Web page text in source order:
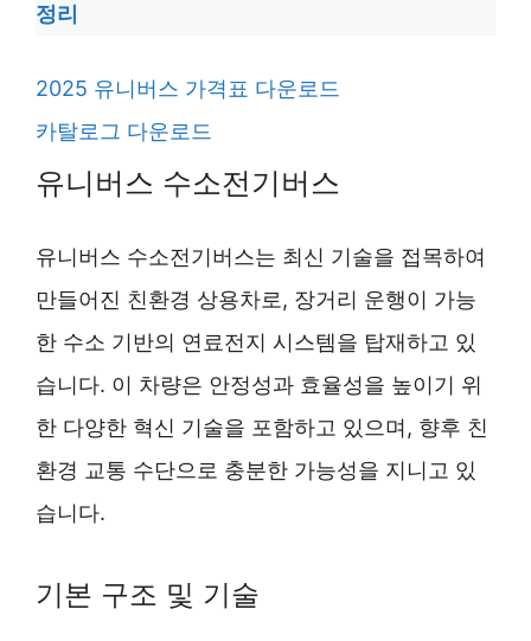
정리
2025 유니버스 가격표 다운로드
카탈로그 다운로드
유니버스 수소전기버스
유니버스 수소전기버스는 최신 기술을 접목하여
만들어진 친환경 상용차로, 장거리 운행이 가능
한 수소 기반의 연료전지 시스템을 탑재하고 있
습니다. 이 차량은 안정성과 효율성을 높이기 위
한 다양한 혁신 기술을 포함하고 있으며, 향후 친
환경 교통 수단으로 충분한 가능성을 지니고 있
습니다.
기본 구조 및 기술